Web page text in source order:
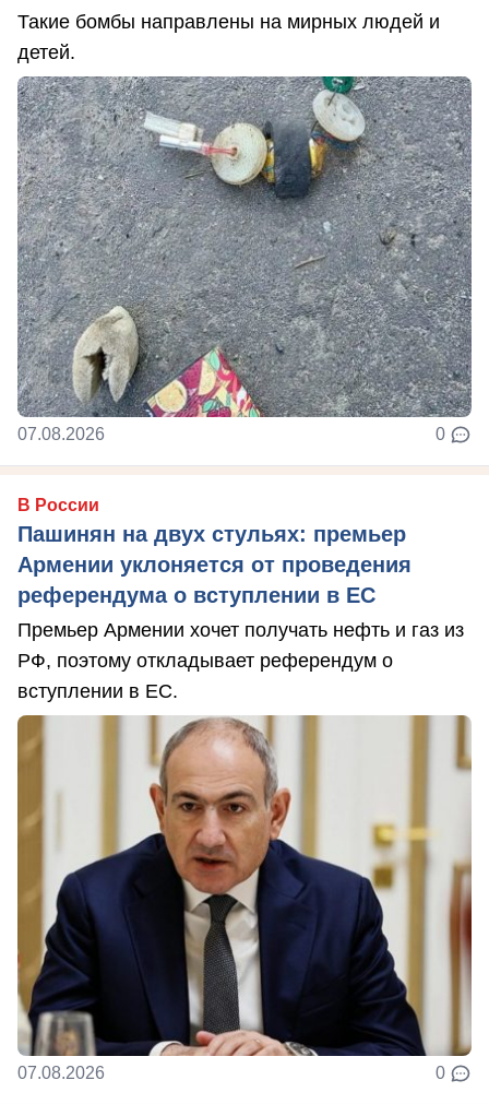
Такие бомбы направлены на мирных людей и
детей.
07.08.2026 0
В России
Пашинян на двух стульях: премьер
Армении уклоняется от проведения
референдума о вступлении в ЕС
Премьер Армении хочет получать нефть и газ из
РФ, поэтому откладывает референдум о
вступлении в ЕС.
07.08.2026 0